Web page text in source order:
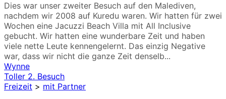
Dies war unser zweiter Besuch auf den Malediven,
nachdem wir 2008 auf Kuredu waren. Wir hatten für zwei
Wochen eine Jacuzzi Beach Villa mit All Inclusive
gebucht. Wir hatten eine wunderbare Zeit und haben
viele nette Leute kennengelernt. Das einzig Negative
war, dass wir nicht die ganze Zeit denselb...
Wynne
Toller 2. Besuch
Freizeit > mit Partner